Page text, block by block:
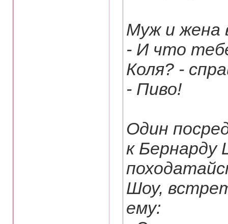
Муж и жена
- И что
Коля? -
- Пиво!
Один
к
Шоу,
ему: